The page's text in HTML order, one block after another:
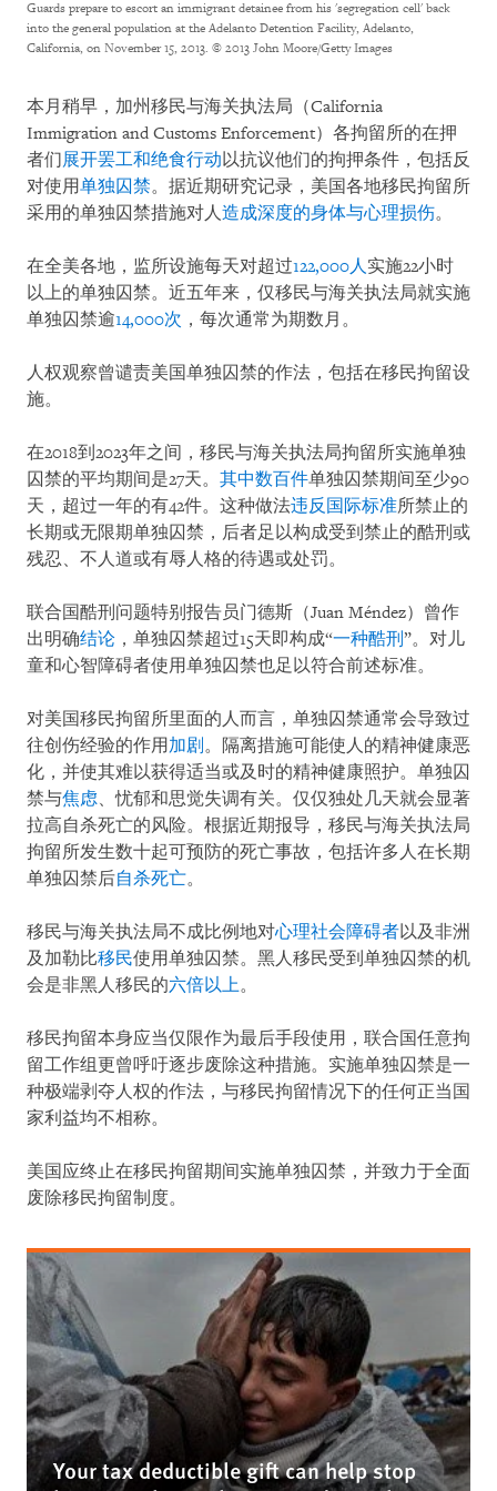
Guards prepare to escort an immigrant detainee from his 'segregation cell' back
into the general population at the Adelanto Detention Facility, Adelanto,
California, on November 15, 2013. © 2013 John Moore/Getty Images
本月稍早，加州移民与海关执法局（California
Immigration and Customs Enforcement）各拘留所的在押
者们展开罢工和绝食行动以抗议他们的拘押条件，包括反
对使用单独囚禁。据近期研究记录，美国各地移民拘留所
采用的单独囚禁措施对人造成深度的身体与心理损伤。
在全美各地，监所设施每天对超过122,000人实施22小时
以上的单独囚禁。近五年来，仅移民与海关执法局就实施
单独囚禁逾14,000次 ，每次通常为期数月。
人权观察曾谴责美国单独囚禁的作法，包括在移民拘留设
施。
在2018到2023年之间，移民与海关执法局拘留所实施单独
囚禁的平均期间是27天。 其中数百件单独囚禁期间至少90
天，超过一年的有42件。这种做法违反国际标准所禁止的
长期或无限期单独囚禁，后者足以构成受到禁止的酷刑或
残忍、不人道或有辱人格的待遇或处罚。
联合国酷刑问题特别报告员门德斯（Juan Méndez）曾作
出明确结论 ，单独囚禁超过15天即构成“一种酷刑 ”。对儿
童和心智障碍者使用单独囚禁也足以符合前述标准。
对美国移民拘留所里面的人而言，单独囚禁通常会导致过
往创伤经验的作用 加剧 。隔离措施可能使人的精神健康恶
化，并使其难以获得适当或及时的精神健康照护。单独囚
禁与焦虑、忧郁和思觉失调有关。仅仅独处几天就会显著
拉高自杀死亡的风险。根据近期报导，移民与海关执法局
拘留所发生数十起可预防的死亡事故，包括许多人在长期
单独囚禁后自杀死亡。
移民与海关执法局不成比例地对心理社会障碍者以及非洲
及加勒比移民使用单独囚禁。黑人移民受到单独囚禁的机
会是非黑人移民的六倍以上。
移民拘留本身应当仅限作为最后手段使用，联合国任意拘
留工作组更曾呼吁逐步废除这种措施。实施单独囚禁是一
种极端剥夺人权的作法，与移民拘留情况下的任何正当国
家利益均不相称。
美国应终止在移民拘留期间实施单独囚禁，并致力于全面
废除移民拘留制度。
Your tax deductible gift can help stop